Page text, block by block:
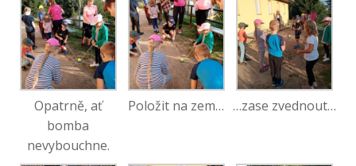
Opatrně, ať
bomba
nevybouchne.
Položit na zem… …zase zvednout…